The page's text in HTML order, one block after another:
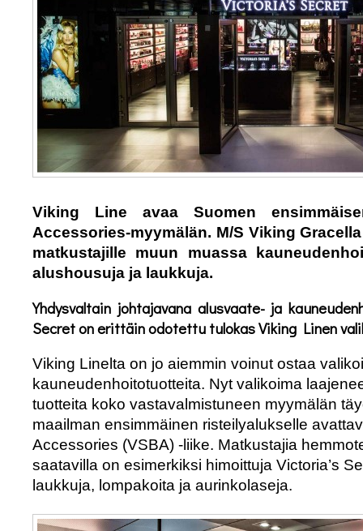
Viking Line avaa Suomen
Accessories-myymälän. M/S Viking
matkustajille muun muassa
alushousuja ja laukkuja.
Yhdysvaltain johtajavana alusvaate- ja
Secret on erittäin odotettu tulokas Viking Linen
Viking Linelta on jo aiemmin voinut ostaa
kauneudenhoitotuotteita. Nyt valikoima
tuotteita koko vastavalmistuneen myymälän
maailman ensimmäinen risteilyalukselle
Accessories (VSBA) -liike. Matkustajia
saatavilla on esimerkiksi himoittuja Victoria’s
laukkuja, lompakoita ja aurinkolaseja.